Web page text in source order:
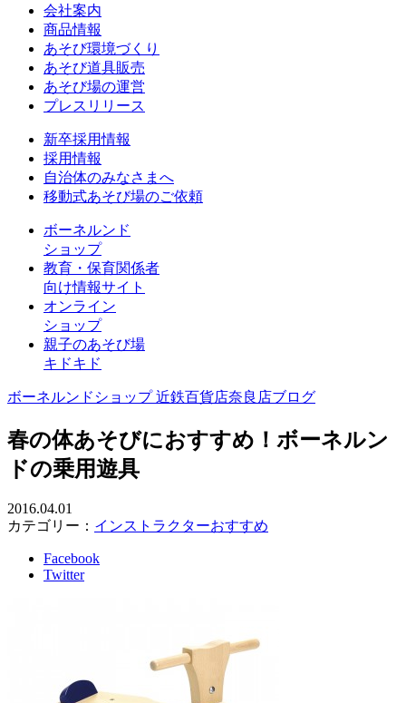
会社案内
商品情報
あそび環境づくり
あそび道具販売
あそび場の運営
プレスリリース
新卒採用情報
採用情報
自治体のみなさまへ
移動式あそび場のご依頼
ボーネルンド
ショップ
教育・保育関係者
向け情報サイト
オンライン
ショップ
親子のあそび場
キドキド
ボーネルンドショップ 近鉄百貨店奈良店ブログ
春の体あそびにおすすめ！ボーネルン
ドの乗用遊具
2016.04.01
カテゴリー： インストラクターおすすめ
Facebook
Twitter